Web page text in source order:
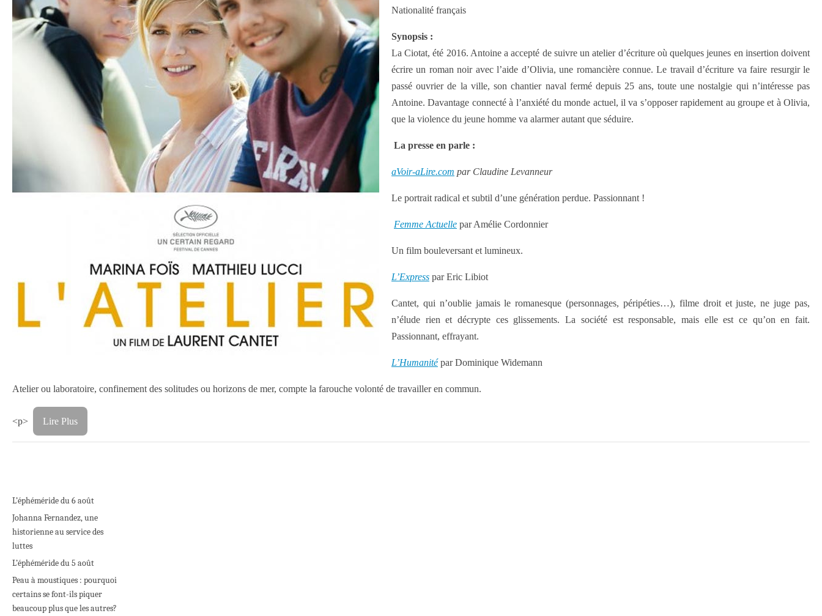
Nationalité français
Synopsis :
La Ciotat, été 2016. Antoine a accepté de suivre un atelier d’écriture où quelques jeunes en insertion doivent
écrire un roman noir avec l’aide d’Olivia, une romancière connue. Le travail d’écriture va faire resurgir le
passé ouvrier de la ville, son chantier naval fermé depuis 25 ans, toute une nostalgie qui n’intéresse pas
Antoine. Davantage connecté à l’anxiété du monde actuel, il va s’opposer rapidement au groupe et à Olivia,
que la violence du jeune homme va alarmer autant que séduire.
La presse en parle :
aVoir-aLire.com par Claudine Levanneur
Le portrait radical et subtil d’une génération perdue. Passionnant !
Femme Actuelle par Amélie Cordonnier
Un film bouleversant et lumineux.
L’Express par Eric Libiot
Cantet, qui n’oublie jamais le romanesque (personnages, péripéties…), filme droit et juste, ne juge pas,
n’élude rien et décrypte ces glissements. La société est responsable, mais elle est ce qu’on en fait.
Passionnant, effrayant.
L’Humanité par Dominique Widemann
Atelier ou laboratoire, confinement des solitudes ou horizons de mer, compte la farouche volonté de travailler en commun.
<p> Lire Plus
L’éphéméride du 6 août
Johanna Fernandez, une
historienne au service des
luttes
L’éphéméride du 5 août
Peau à moustiques : pourquoi
certains se font-ils piquer
beaucoup plus que les autres?